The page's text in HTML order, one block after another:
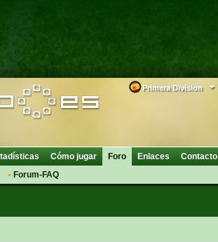
Primera Division
Cómo jugar
Foro
Forum-FAQ
Enlaces Contacto